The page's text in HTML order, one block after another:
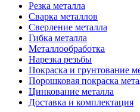
Резка металла
Сварка металлов
Сверление металла
Гибка металла
Металлообработка
Нарезка резьбы
Покраска и грунтование
Порошковая покраска
Цинкование металла
Доставка и комплектация